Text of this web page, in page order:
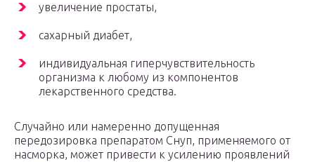
увеличение простаты,
сахарный диабет,
индивидуальная гиперчувствительность
организма к любому из компонентов
лекарственного средства.
Случайно или намеренно допущенная
передозировка препаратом Снуп, применяемого от
насморка, может привести к усилению проявлений